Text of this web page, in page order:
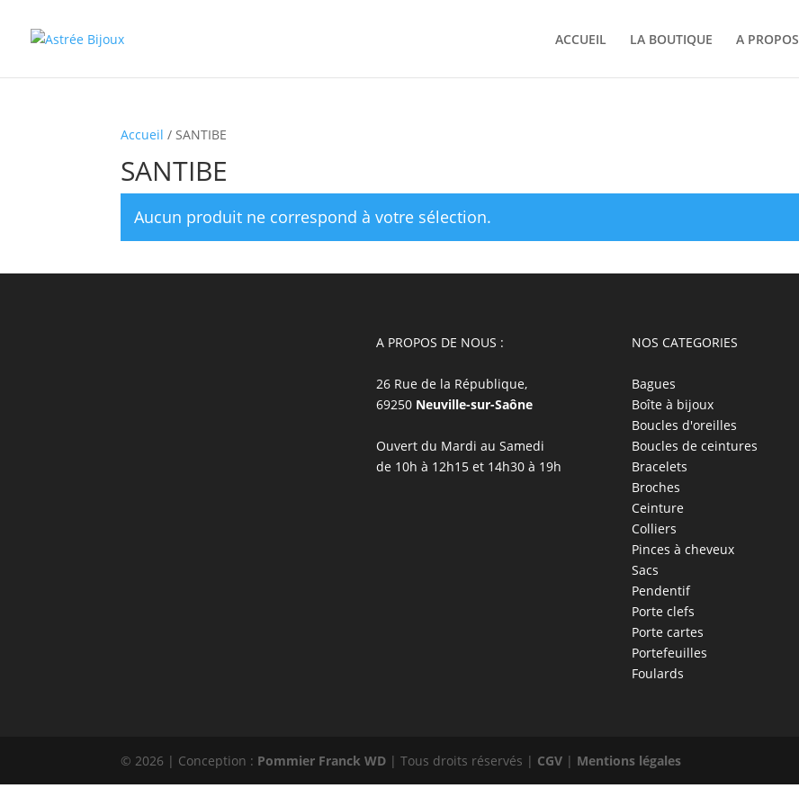
ACCUEIL LA BOUTIQUE A PROPOS
Accueil / SANTIBE
SANTIBE
Aucun produit ne correspond à votre sélection.
A PROPOS DE NOUS :
26 Rue de la République,
69250 Neuville-sur-Saône
Ouvert du Mardi au Samedi
de 10h à 12h15 et 14h30 à 19h
NOS CATEGORIES
Bagues
Boîte à bijoux
Boucles d'oreilles
Boucles de ceintures
Bracelets
Broches
Ceinture
Colliers
Pinces à cheveux
Sacs
Pendentif
Porte clefs
Porte cartes
Portefeuilles
Foulards
© 2026 | Conception : Pommier Franck WD | Tous droits réservés | CGV | Mentions légales